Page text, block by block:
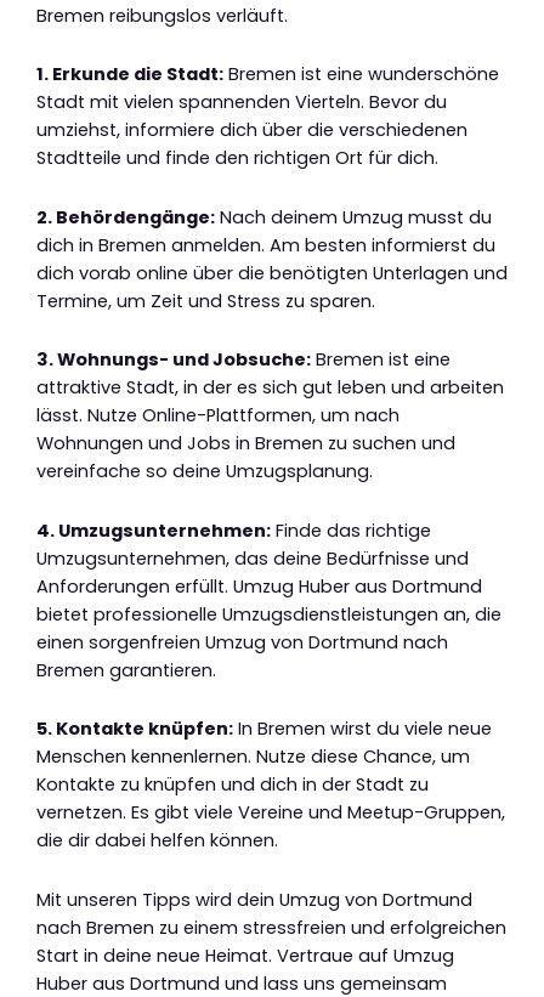
Bremen reibungslos verläuft.
1. Erkunde die Stadt: Bremen ist eine wunderschöne
Stadt mit vielen spannenden Vierteln. Bevor du
umziehst, informiere dich über die verschiedenen
Stadtteile und finde den richtigen Ort für dich.
2. Behördengänge: Nach deinem Umzug musst du
dich in Bremen anmelden. Am besten informierst du
dich vorab online über die benötigten Unterlagen und
Termine, um Zeit und Stress zu sparen.
3. Wohnungs- und Jobsuche: Bremen ist eine
attraktive Stadt, in der es sich gut leben und arbeiten
lässt. Nutze Online-Plattformen, um nach
Wohnungen und Jobs in Bremen zu suchen und
vereinfache so deine Umzugsplanung.
4. Umzugsunternehmen: Finde das richtige
Umzugsunternehmen, das deine Bedürfnisse und
Anforderungen erfüllt. Umzug Huber aus Dortmund
bietet professionelle Umzugsdienstleistungen an, die
einen sorgenfreien Umzug von Dortmund nach
Bremen garantieren.
5. Kontakte knüpfen: In Bremen wirst du viele neue
Menschen kennenlernen. Nutze diese Chance, um
Kontakte zu knüpfen und dich in der Stadt zu
vernetzen. Es gibt viele Vereine und Meetup-Gruppen,
die dir dabei helfen können.
Mit unseren Tipps wird dein Umzug von Dortmund
nach Bremen zu einem stressfreien und erfolgreichen
Start in deine neue Heimat. Vertraue auf Umzug
Huber aus Dortmund und lass uns gemeinsam